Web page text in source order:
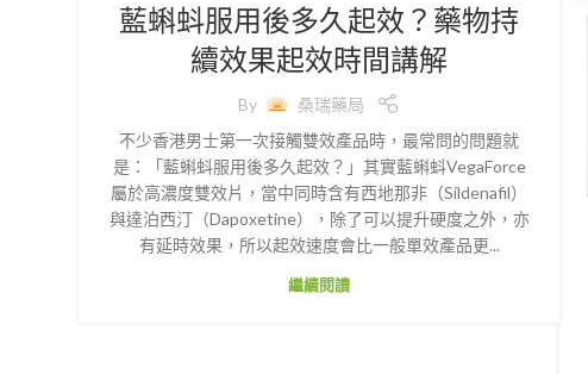
藍蝌蚪服用後多久起效？藥物持
續效果起效時間講解
By
桑瑞藥局
不少香港男士第一次接觸雙效產品時，最常問的問題就
是：「藍蝌蚪服用後多久起效？」其實藍蝌蚪VegaForce
屬於高濃度雙效片，當中同時含有西地那非（Sildenafil）
與達泊西汀（Dapoxetine），除了可以提升硬度之外，亦
有延時效果，所以起效速度會比一般單效產品更...
繼續閱讀